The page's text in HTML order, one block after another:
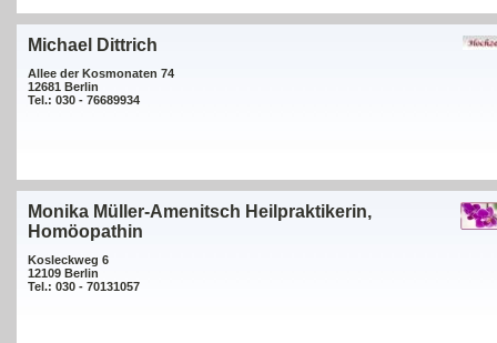
Michael Dittrich
Allee der Kosmonaten 74
12681 Berlin
Tel.: 030 - 76689934
Monika Müller-Amenitsch Heilpraktikerin,
Homöopathin
Kosleckweg 6
12109 Berlin
Tel.: 030 - 70131057